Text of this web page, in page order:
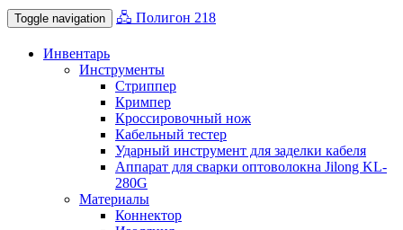
Toggle navigation 🖧 Полигон 218
Инвентарь
Инструменты
Стриппер
Кримпер
Кроссировочный нож
Кабельный тестер
Ударный инструмент для заделки кабеля
Аппарат для сварки оптоволокна Jilong KL-
280G
Материалы
Коннектор